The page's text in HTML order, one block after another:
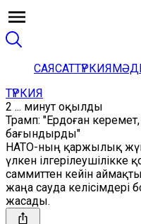
САЯСАТТҮРКИЯ
ТҮРКИЯ
2 ... минут оқылды
Трамп: "Ердоған
бағындырды"
НАТО-ның қаржылық
үлкен ілгерілеушілікке
саммиттен кейін
жаңа сауда
жасады.